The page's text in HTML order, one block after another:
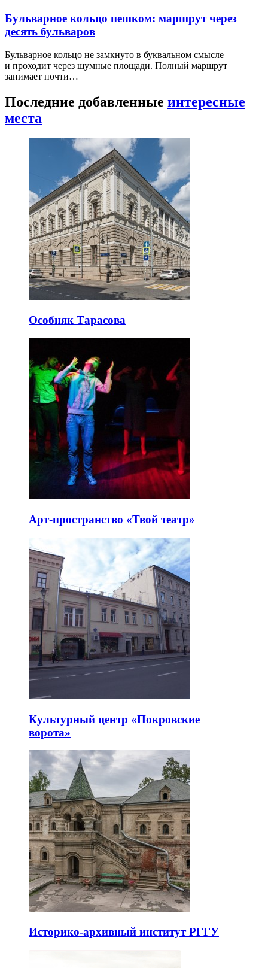
Бульварное кольцо пешком: маршрут через
десять бульваров
Бульварное кольцо не замкнуто в буквальном смысле
и проходит через шумные площади. Полный маршрут
занимает почти…
Последние добавленные интересные
места
Особняк Тарасова
Арт-пространство «Твой театр»
Культурный центр «Покровские
ворота»
Историко-архивный институт РГГУ